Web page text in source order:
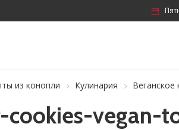
из конопли Кулинария Веганское
cookies-vegan-